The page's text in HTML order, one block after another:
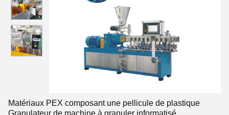
Matériaux PEX composant une pellicule de plastique
Granulateur de machine à granuler informatisé